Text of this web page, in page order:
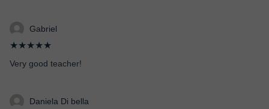
Gabriel
★★★★★
Very good teacher!
Daniela Di bella